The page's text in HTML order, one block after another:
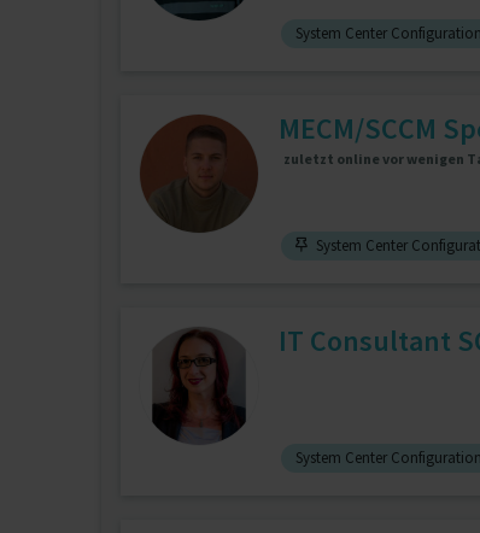
System Center
MECM/SCCM
zuletzt online vor wenigen
System Center
IT Consultant
System Center